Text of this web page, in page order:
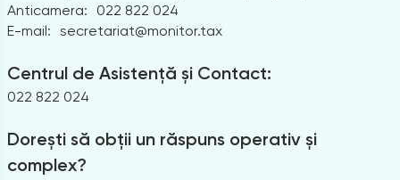
Anticamera:
022 822 024
E-mail: secretariat@monitor.tax
Centrul de Asistență și Contact:
022 822 024
Dorești să obții un răspuns operativ și
complex?